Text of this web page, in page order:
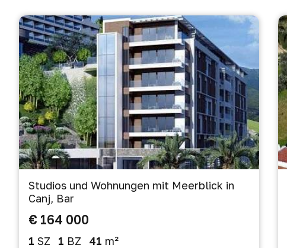
Studios und Wohnungen mit Meerblick in
Canj, Bar
€ 164 000
1 SZ 1 BZ 41 m²